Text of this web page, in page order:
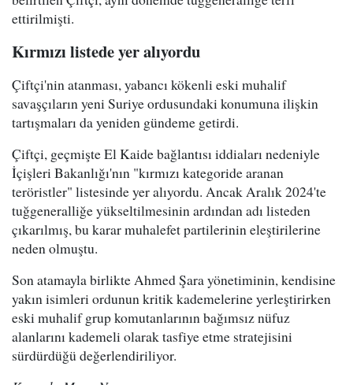
ettirilmişti.
Kırmızı listede yer alıyordu
Çiftçi'nin atanması, yabancı kökenli eski muhalif
savaşçıların yeni Suriye ordusundaki konumuna ilişkin
tartışmaları da yeniden gündeme getirdi.
Çiftçi, geçmişte El Kaide bağlantısı iddiaları nedeniyle
İçişleri Bakanlığı'nın "kırmızı kategoride aranan
teröristler" listesinde yer alıyordu. Ancak Aralık 2024'te
tuğgeneralliğe yükseltilmesinin ardından adı listeden
çıkarılmış, bu karar muhalefet partilerinin eleştirilerine
neden olmuştu.
Son atamayla birlikte Ahmed Şara yönetiminin, kendisine
yakın isimleri ordunun kritik kademelerine yerleştirirken
eski muhalif grup komutanlarının bağımsız nüfuz
alanlarını kademeli olarak tasfiye etme stratejisini
sürdürdüğü değerlendiriliyor.